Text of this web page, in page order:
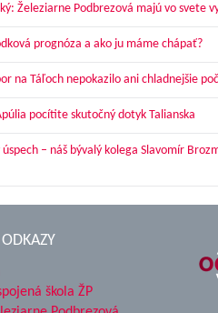
Železiarne Podbrezová majú vo svete
prognóza a ako ju máme chápať?
na Táľoch nepokazilo ani chladnejšie
pocítite skutočný dotyk Talianska
úspech – náš bývalý kolega Slavomír
škola ŽP